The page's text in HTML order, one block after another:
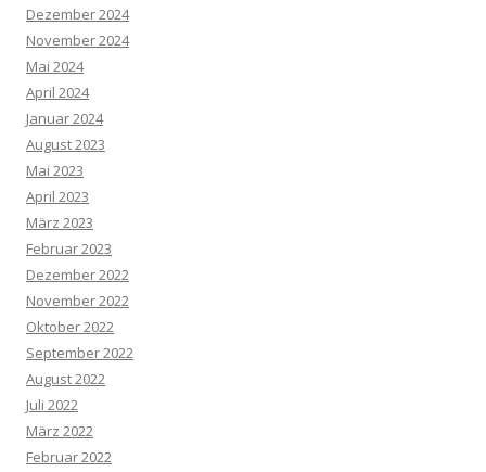
Dezember 2024
November 2024
Mai 2024
April 2024
Januar 2024
August 2023
Mai 2023
April 2023
März 2023
Februar 2023
Dezember 2022
November 2022
Oktober 2022
September 2022
August 2022
Juli 2022
März 2022
Februar 2022